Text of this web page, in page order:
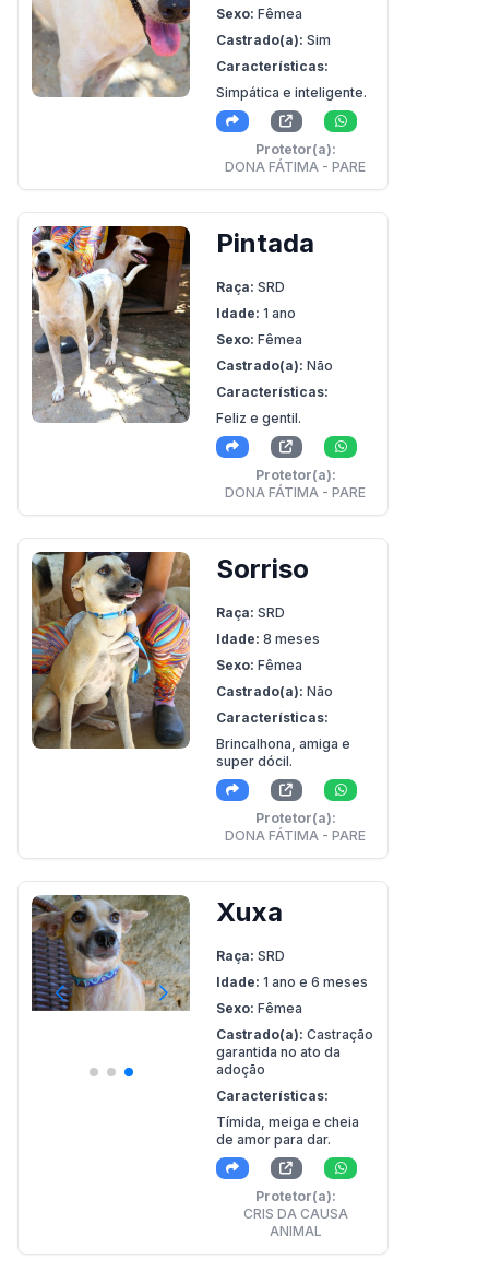
Sexo: Fêmea
Castrado(a): Sim
Características:
Simpática e inteligente.
Protetor(a):
DONA FÁTIMA - PARE
Pintada
Raça: SRD
Idade: 1 ano
Sexo: Fêmea
Castrado(a): Não
Características:
Feliz e gentil.
Protetor(a):
DONA FÁTIMA - PARE
Sorriso
Raça: SRD
Idade: 8 meses
Sexo: Fêmea
Castrado(a): Não
Características:
Brincalhona, amiga e
super dócil.
Protetor(a):
DONA FÁTIMA - PARE
Xuxa
Raça: SRD
Idade: 1 ano e 6 meses
Sexo: Fêmea
Castrado(a): Castração
garantida no ato da
adoção
Características:
Tímida, meiga e cheia
de amor para dar.
Protetor(a):
CRIS DA CAUSA
ANIMAL